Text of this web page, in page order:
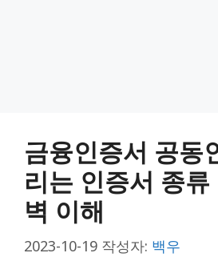
금융인증서 공동
리는 인증서 종
벽 이해
2023-10-19 작성자: 백우